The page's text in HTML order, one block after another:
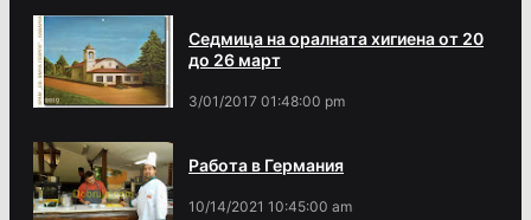
Седмица на оралната хигиена от 20
до 26 март
3/01/2017 01:48:00 pm
Работа в Германия
10/14/2021 10:45:00 am